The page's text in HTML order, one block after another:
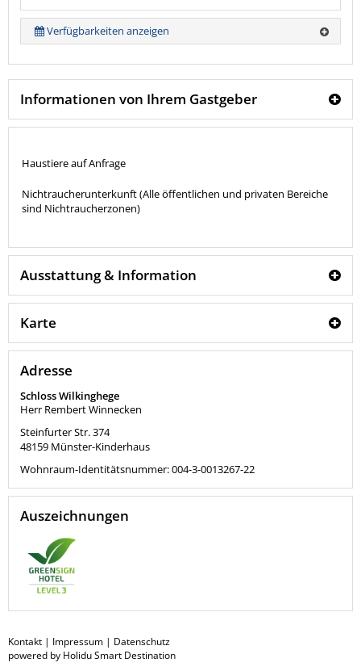
Verfügbarkeiten anzeigen
Informationen von Ihrem Gastgeber
Haustiere auf Anfrage
Nichtraucherunterkunft (Alle öffentlichen und privaten Bereiche
sind Nichtraucherzonen)
Ausstattung & Information
Karte
Adresse
Schloss Wilkinghege
Herr Rembert Winnecken
Steinfurter Str. 374
48159 Münster-Kinderhaus
Wohnraum-Identitätsnummer: 004-3-0013267-22
Auszeichnungen
Kontakt | Impressum | Datenschutz
powered by Holidu Smart Destination